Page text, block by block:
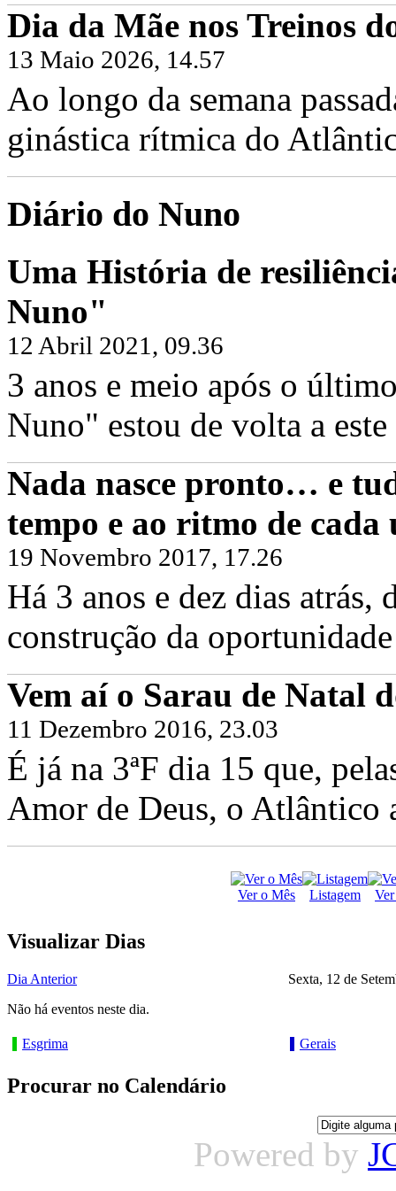
Dia da Mãe nos Treinos
13 Maio 2026, 14.57
Ao longo da semana
ginástica rítmica do
Diário do Nuno
Uma História de
Nuno"
12 Abril 2021, 09.36
3 anos e meio após o
Nuno" estou de volta a este
Nada nasce pronto… e
tempo e ao ritmo de cada
19 Novembro 2017, 17.26
Há 3 anos e dez dias atrás,
construção da
Vem aí o Sarau de Natal
11 Dezembro 2016, 23.03
É já na 3ªF dia 15 que,
Amor de Deus, o Atlântico
Ver o Mês Listagem
Visualizar Dias
Dia Anterior
Sexta, 12 de
Não há eventos neste dia.
Esgrima Gerais
Procurar no Calendário
Powered by